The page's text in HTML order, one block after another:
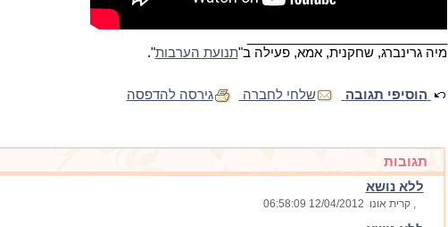
____________________________
מיה גרינברג, שחקנית, אמא, פעילה ב"תנועת הערבות".
הוסיפי תגובה שלחי לחברה גירסה להדפסה
תגובות
ללא נושא
, קרית אונו